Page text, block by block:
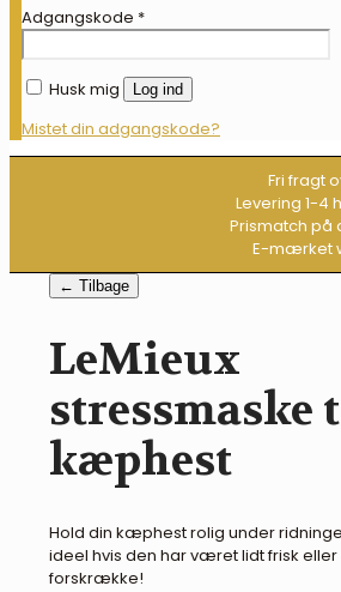
Adgangskode *
Husk mig Log ind
Mistet din adgangskode?
Fri fragt
Levering 1-4
Prismatch på
E-mærket
← Tilbage
LeMieux
stressmaske
kæphest
Hold din kæphest rolig under
ideel hvis den har været lidt frisk
forskrække!